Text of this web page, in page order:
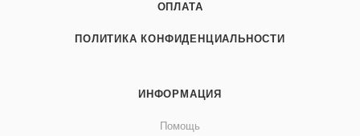
ОПЛАТА
ПОЛИТИКА КОНФИДЕНЦИАЛЬНОСТИ
ИНФОРМАЦИЯ
Помощь